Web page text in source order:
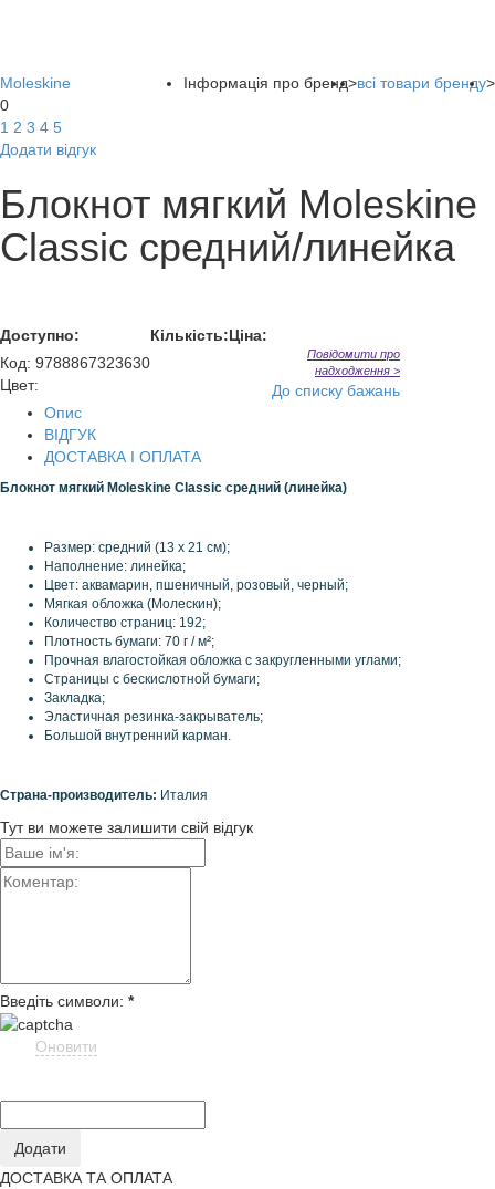
Інформація про бренд>всі товари бренду>
Moleskine
0
1 2 3 4 5
Додати відгук
Блокнот мягкий Moleskine
Classic средний/линейка
Доступно: Кількість:Ціна:
Код: 9788867323630
Цвет:
Повідомити про
надходження >
До списку бажань
Опис
ВІДГУК
ДОСТАВКА І ОПЛАТА
Блокнот мягкий Moleskine Classic средний (линейка)
Размер: средний (13 x 21 см);
Наполнение: линейка;
Цвет: аквамарин, пшеничный, розовый, черный;
Мягкая обложка (Молескин);
Количество страниц: 192;
Плотность бумаги: 70 г / м²;
Прочная влагостойкая обложка с закругленными углами;
Страницы с бескислотной бумаги;
Закладка;
Эластичная резинка-закрыватель;
Большой внутренний карман.
Страна-производитель: Италия
Тут ви можете залишити свій відгук
Введіть символи: *
Оновити
ДОСТАВКА ТА ОПЛАТА